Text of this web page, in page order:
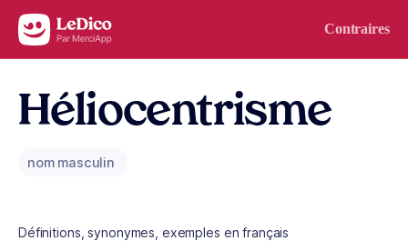
Aller au contenu Contraires
Héliocentrisme
nom masculin
Définitions, synonymes, exemples en français